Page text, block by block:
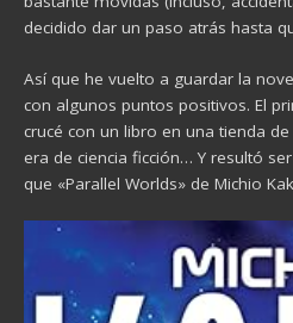
decidido dar un paso atrás hasta
Así que he vuelto a guardar la
con algunos puntos positivos. El
crucé con un libro en una tienda
era de ciencia ficción… Y resultó
que «Parallel Worlds» de Michio